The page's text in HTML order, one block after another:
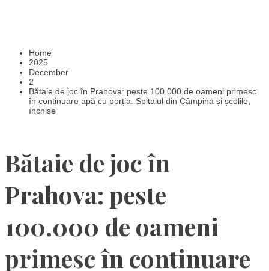
Home
2025
December
2
Bătaie de joc în Prahova: peste 100.000 de oameni primesc
în continuare apă cu porția. Spitalul din Câmpina și școlile,
închise
Bătaie de joc în
Prahova: peste
100.000 de oameni
primesc în continuare